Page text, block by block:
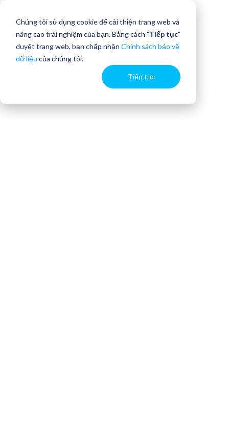
Chúng tôi sử dụng cookie để cải thiện trang web và
nâng cao trải nghiệm của bạn. Bằng cách "Tiếp tục"
duyệt trang web, bạn chấp nhận Chính sách bảo vệ
dữ liệu của chúng tôi.
Tiếp tục